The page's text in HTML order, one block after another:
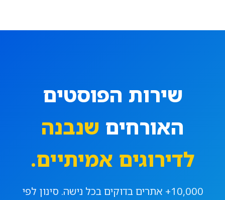
שירות הפוסטים
האורחים שנבנה
לדירוגים אמיתיים.
10,000+ אתרים בדוקים בכל נישה. סינון לפי